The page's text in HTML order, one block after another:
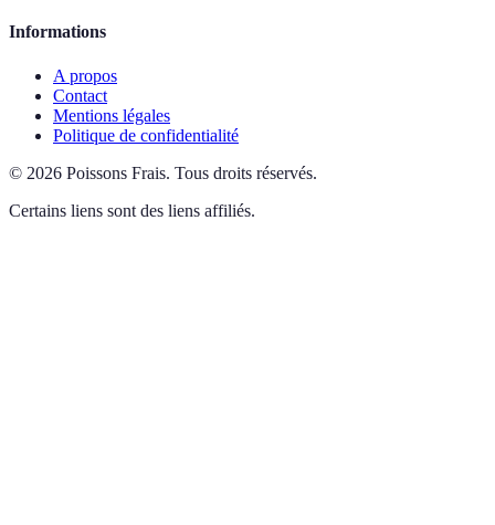
Informations
A propos
Contact
Mentions légales
Politique de confidentialité
© 2026 Poissons Frais. Tous droits réservés.
Certains liens sont des liens affiliés.